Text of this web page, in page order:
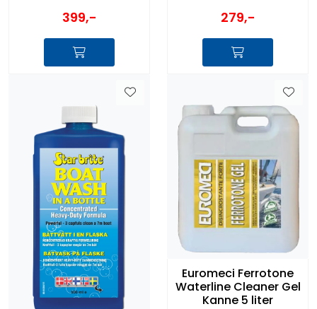
399,- 279,-
Euromeci Ferrotone
Waterline Cleaner Gel
Kanne 5 liter